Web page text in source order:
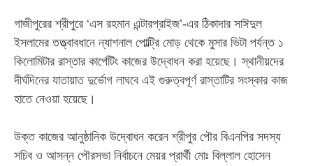
‎​গাজীপুরের শ্রীপুরে ‘এস রহমান এন্টারপ্রাইজ’-এর ঠিকাদার সাঈদুল
ইসলামের তত্ত্বাবধানে ন্যাশনাল পোল্ট্রি মোড় থেকে মুসার ভিটা পর্যন্ত ১
কিলোমিটার রাস্তার কার্পেটিং কাজের উদ্বোধন করা হয়েছে। স্থানীয়দের
দীর্ঘদিনের যাতায়াত দুর্ভোগ লাঘবে এই গুরুত্বপূর্ণ রাস্তাটির সংস্কার কাজ
হাতে নেওয়া হয়েছে।
‎​উক্ত কাজের আনুষ্ঠানিক উদ্বোধন করেন শ্রীপুর পৌর বিএনপির সদস্য
সচিব ও আসন্ন পৌরসভা নির্বাচনে মেয়র প্রার্থী মোঃ বিল্লাল হোসেন